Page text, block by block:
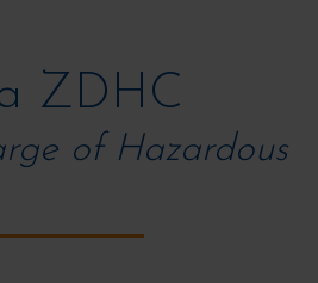
ZDHC
of Hazardous